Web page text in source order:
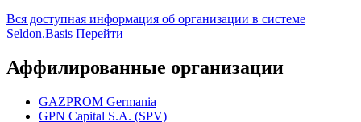
Вся доступная информация об организации в системе
Seldon.Basis Перейти
Аффилированные организации
GAZPROM Germania
GPN Capital S.A. (SPV)